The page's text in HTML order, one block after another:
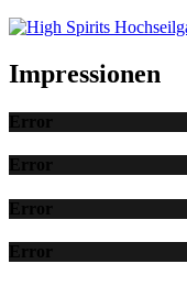
Impressionen
Error
Error
Error
Error